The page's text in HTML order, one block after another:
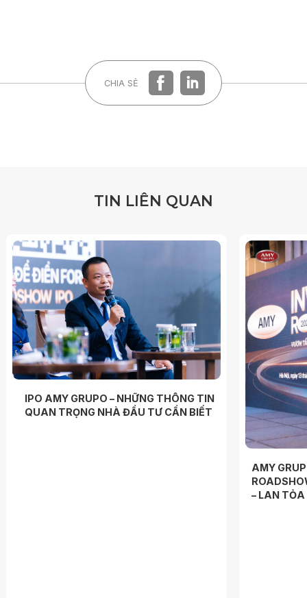
CHIA SẺ
TIN LIÊN QUAN
IPO AMY GRUPO – NHỮNG THÔNG TIN
QUAN TRỌNG NHÀ ĐẦU TƯ CẦN BIẾT
AMY
– LAN